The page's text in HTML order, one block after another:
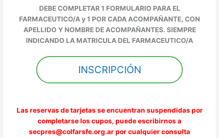
DEBE COMPLETAR 1 FORMULARIO PARA EL
FARMACEUTICO/A y 1 POR CADA ACOMPAÑANTE, CON
APELLIDO Y NOMBRE DE ACOMPAÑANTES. SIEMPRE
INDICANDO LA MATRICULA DEL FARMACEUTICO/A
INSCRIPCIÓN
Las reservas de tarjetas se encuentran suspendidas por
completarse los cupos, puede escribirnos a
secpres@colfarsfe.org.ar por cualquier consulta